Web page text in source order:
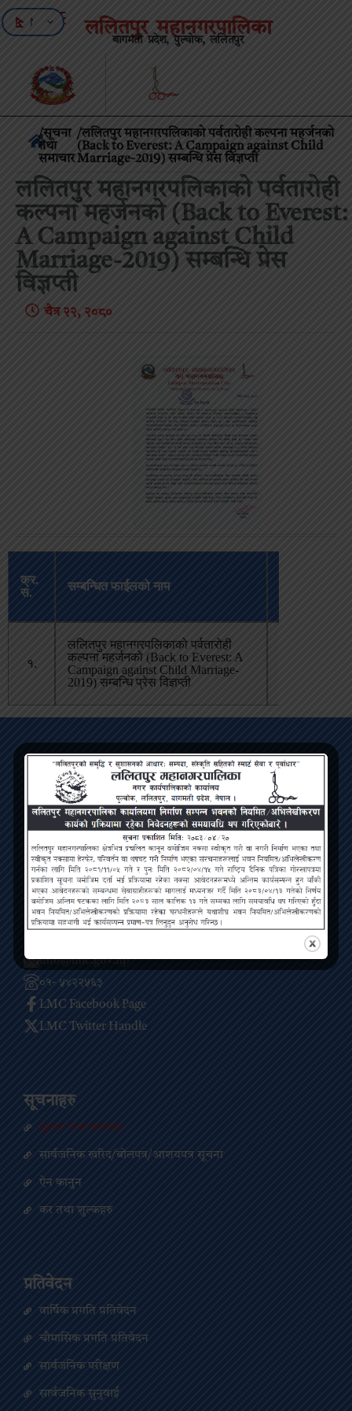
NE
ललितपुर महानगरपालिका
बागमती प्रदेश, पुल्चोक, ललितपुर
/सूचना
तथा
समाचार
/ललितपुर महानगरपलिकाको पर्वतारोही कल्पना महर्जनको
(Back to Everest: A Campaign against Child
Marriage-2019) सम्बन्धि प्रेस विज्ञप्ती
ललितपुर महानगरपलिकाको पर्वतारोही
कल्पना महर्जनको (Back to Everest:
A Campaign against Child
Marriage-2019) सम्बन्धि प्रेस
विज्ञप्ती
चैत्र २२, २०८०
क्र.
स.
सम्बन्धित फाईलको नाम
१.
ललितपुर महानगरपलिकाको पर्वतारोही
कल्पना महर्जनको (Back to Everest: A
Campaign against Child Marriage-
2019) सम्बन्धि प्रेस विज्ञप्ती
ललितपुर महानगरपालिका
बागमती प्रदेश, पुल्चोक, ललितपुर
सम्पर्क
info@lmc.gov.np
०१- ५४२२५६३
LMC Facebook Page
LMC Twitter Handle
सूचनाहरु
सूचना तथा समाचार
सार्वजनिक खरिद/बोलपत्र/आशयपत्र सूचना
ऐन कानुन
कर तथा शुल्कहरु
प्रतिवेदन
वार्षिक प्रगति प्रतिवेदन
चौमासिक प्रगति प्रतिवेदन
सार्वजनिक परीक्षण
सार्वजनिक सुनुवाई